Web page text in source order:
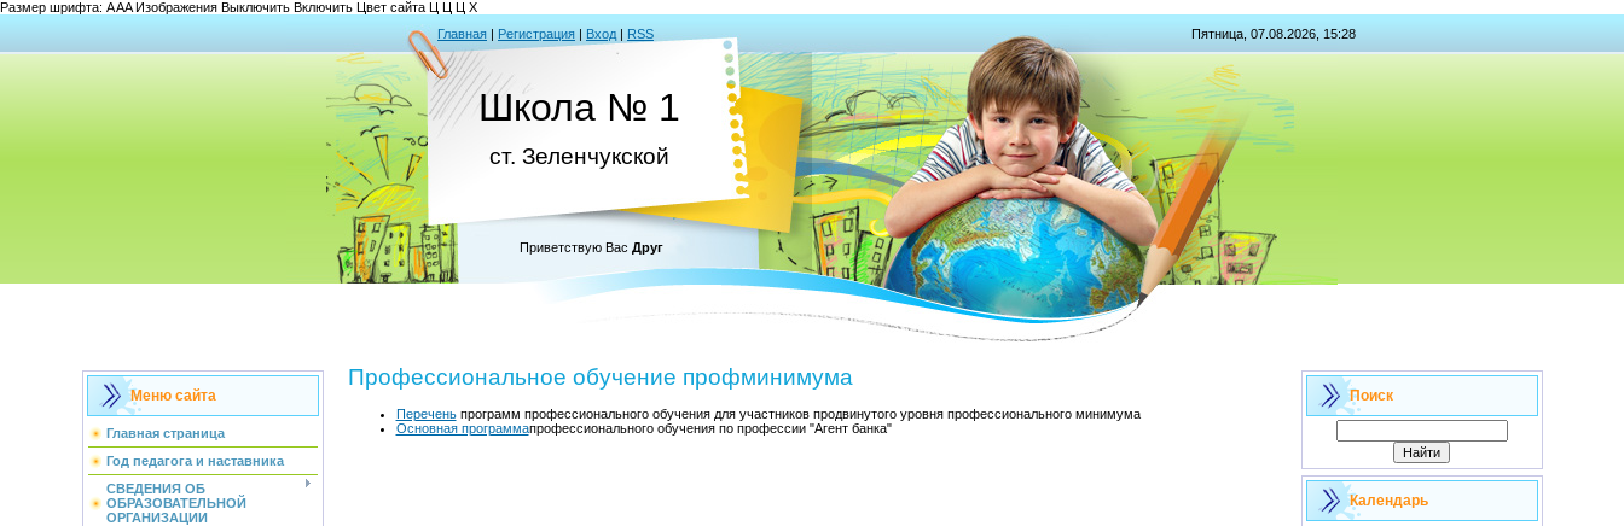
Размер шрифта: AAAИзображения Выключить Включить Цвет сайта Ц Ц Ц Х
Главная | Регистрация | Вход | RSS Пятница, 07.08.2026, 15:28
Школа № 1
ст. Зеленчукской
Приветствую Вас Друг
Меню сайта
Главная страница
Год педагога и наставника
СВЕДЕНИЯ ОБ
ОБРАЗОВАТЕЛЬНОЙ
ОРГАНИЗАЦИИ
Профессиональное обучение профминимума
Переченьпрограмм профессионального обучения для участников продвинутого уровня профессионального минимума
Основная программапрофессионального обучения по профессии "Агент банка"
Поиск
Календарь